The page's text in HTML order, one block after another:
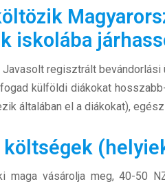
iskolába
regisztrált bevándorlási
külföldi diákokat
általában el a diákokat),
maga vásárolja meg, 40-50